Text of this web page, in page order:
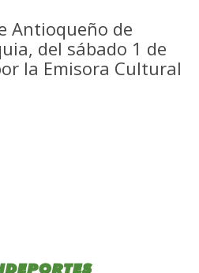
Antioqueño de
del sábado 1 de
la Emisora Cultural